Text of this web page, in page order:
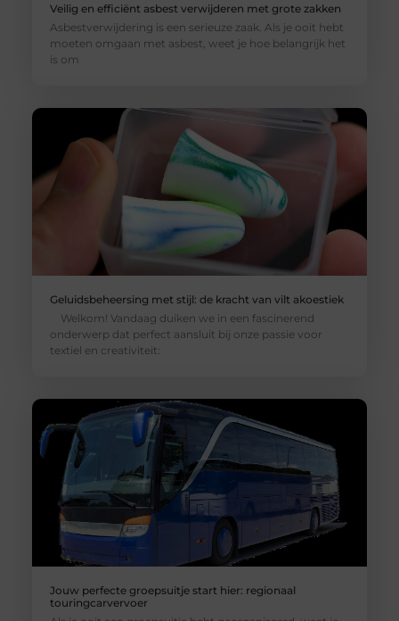
Veilig en efficiënt asbest verwijderen met grote zakken
Asbestverwijdering is een serieuze zaak. Als je ooit hebt
moeten omgaan met asbest, weet je hoe belangrijk het
is om
Geluidsbeheersing met stijl: de kracht van vilt akoestiek
Welkom! Vandaag duiken we in een fascinerend
onderwerp dat perfect aansluit bij onze passie voor
textiel en creativiteit:
Jouw perfecte groepsuitje start hier: regionaal
touringcarvervoer